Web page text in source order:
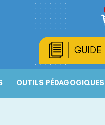
GUIDE
OUTILS PÉDAGOGIQUES